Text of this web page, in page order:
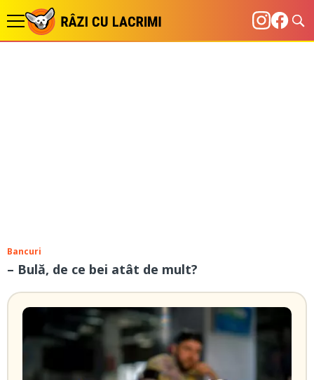
Bancuri
– Bulă, de ce bei atât de mult?